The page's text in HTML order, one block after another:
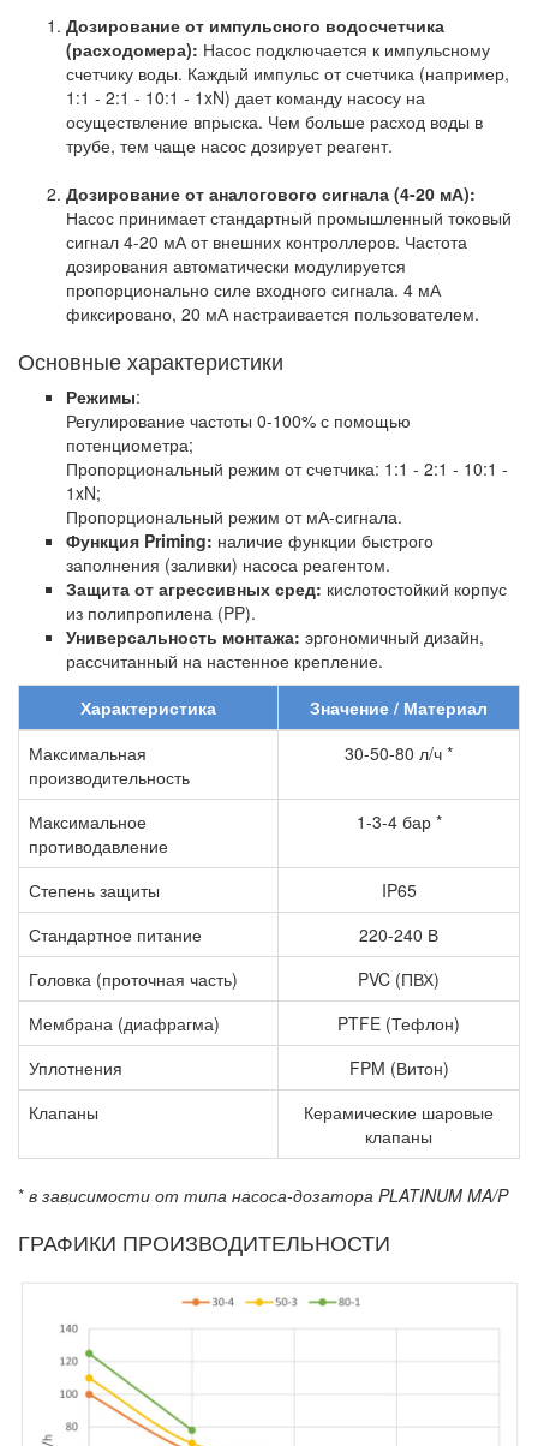
Дозирование от импульсного водосчетчика
(расходомера): Насос подключается к импульсному
счетчику воды. Каждый импульс от счетчика (например,
1:1 - 2:1 - 10:1 - 1xN) дает команду насосу на
осуществление впрыска. Чем больше расход воды в
трубе, тем чаще насос дозирует реагент.
Дозирование от аналогового сигнала (4-20 мА):
Насос принимает стандартный промышленный токовый
сигнал 4-20 мА от внешних контроллеров. Частота
дозирования автоматически модулируется
пропорционально силе входного сигнала. 4 мА
фиксировано, 20 мА настраивается пользователем.
Основные характеристики
Режимы:
Регулирование частоты 0-100% с помощью
потенциометра;
Пропорциональный режим от счетчика: 1:1 - 2:1 - 10:1 -
1xN;
Пропорциональный режим от мА-сигнала.
Функция Priming: наличие функции быстрого
заполнения (заливки) насоса реагентом.
Защита от агрессивных сред: кислотостойкий корпус
из полипропилена (PP).
Универсальность монтажа: эргономичный дизайн,
рассчитанный на настенное крепление.
Характеристика
Значение / Материал
Максимальная
производительность
30-50-80 л/ч *
Максимальное
противодавление
1-3-4 бар *
Степень защиты
IP65
Стандартное питание
220-240 В
Головка (проточная часть)
PVC (ПВХ)
Мембрана (диафрагма)
PTFE (Тефлон)
Уплотнения
FPM (Витон)
Клапаны
Керамические шаровые
клапаны
* в зависимости от типа насоса-дозатора PLATINUM MA/P
ГРАФИКИ ПРОИЗВОДИТЕЛЬНОСТИ